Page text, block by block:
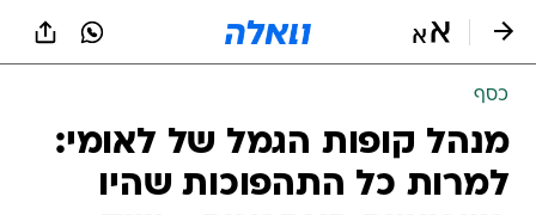
כסף
מנהל קופות הגמל של לאומי:
למרות כל התהפוכות שהיו